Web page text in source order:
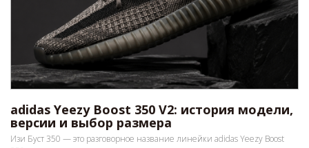
adidas Yeezy Boost 350 V2: история модели,
версии и выбор размера
Изи Буст 350 — это разговорное название линейки adidas Yeezy Boost